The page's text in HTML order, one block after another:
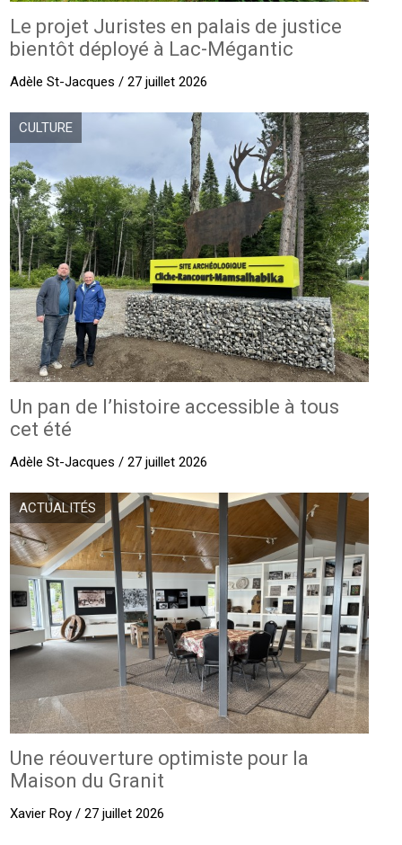
Le projet Juristes en palais de justice
bientôt déployé à Lac-Mégantic
Adèle St-Jacques / 27 juillet 2026
CULTURE
Un pan de l’histoire accessible à tous
cet été
Adèle St-Jacques / 27 juillet 2026
ACTUALITÉS
Une réouverture optimiste pour la
Maison du Granit
Xavier Roy / 27 juillet 2026